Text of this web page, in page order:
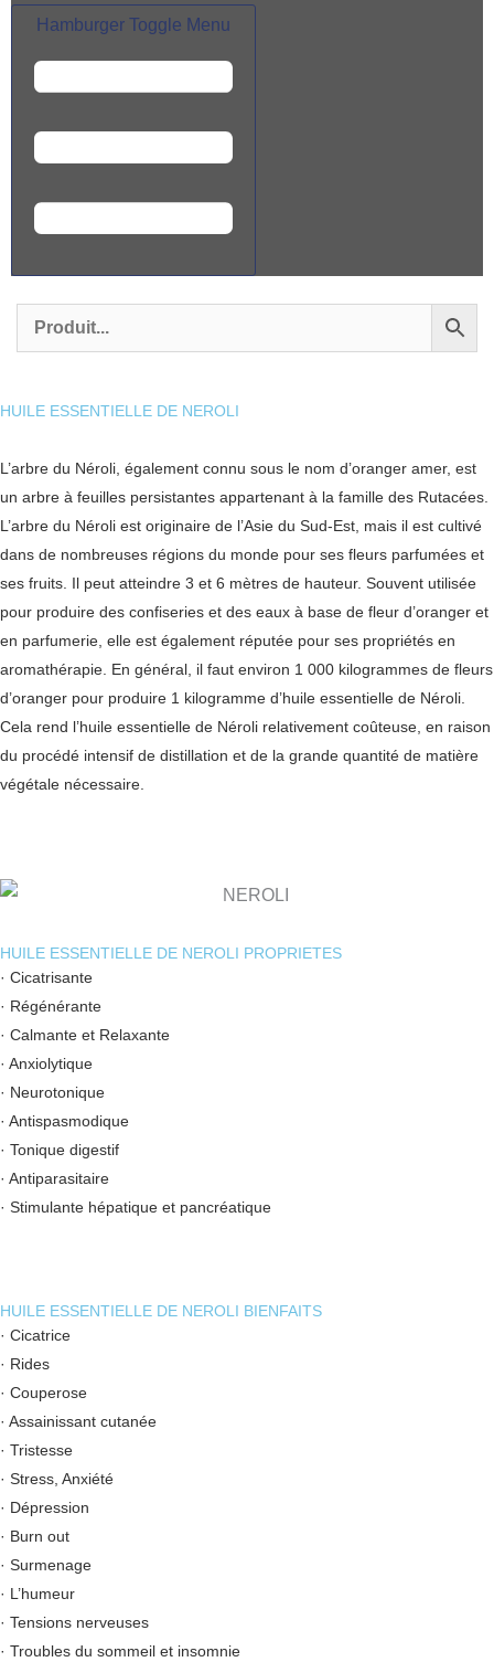
Hamburger Toggle Menu
HUILE ESSENTIELLE DE NEROLI
L’arbre du Néroli, également connu sous le nom d’oranger amer, est
un arbre à feuilles persistantes appartenant à la famille des Rutacées.
L’arbre du Néroli est originaire de l’Asie du Sud-Est, mais il est cultivé
dans de nombreuses régions du monde pour ses fleurs parfumées et
ses fruits. Il peut atteindre 3 et 6 mètres de hauteur. Souvent utilisée
pour produire des confiseries et des eaux à base de fleur d’oranger et
en parfumerie, elle est également réputée pour ses propriétés en
aromathérapie. En général, il faut environ 1 000 kilogrammes de fleurs
d’oranger pour produire 1 kilogramme d’huile essentielle de Néroli.
Cela rend l’huile essentielle de Néroli relativement coûteuse, en raison
du procédé intensif de distillation et de la grande quantité de matière
végétale nécessaire.
HUILE ESSENTIELLE DE NEROLI PROPRIETES
· Cicatrisante
· Régénérante
· Calmante et Relaxante
· Anxiolytique
· Neurotonique
· Antispasmodique
· Tonique digestif
· Antiparasitaire
· Stimulante hépatique et pancréatique
HUILE ESSENTIELLE DE NEROLI BIENFAITS
· Cicatrice
· Rides
· Couperose
· Assainissant cutanée
· Tristesse
· Stress, Anxiété
· Dépression
· Burn out
· Surmenage
· L’humeur
· Tensions nerveuses
· Troubles du sommeil et insomnie